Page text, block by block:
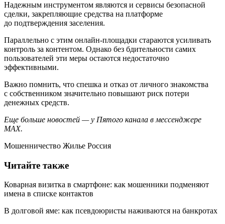
Надежным инструментом являются и сервисы безопасной
сделки, закрепляющие средства на платформе
до подтверждения заселения.
Параллельно с этим онлайн-площадки стараются усиливать
контроль за контентом. Однако без бдительности самих
пользователей эти меры остаются недостаточно
эффективными.
Важно помнить, что спешка и отказ от личного знакомства
с собственником значительно повышают риск потери
денежных средств.
Еще больше новостей — у Пятого канала в мессенджере
MAX.
Мошенничество Жилье Россия
Читайте также
Коварная визитка в смартфоне: как мошенники подменяют
имена в списке контактов
В долговой яме: как псевдоюристы наживаются на банкротах